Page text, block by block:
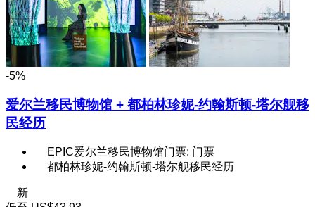
-5%
爱尔兰移民博物馆 + 都柏林珍妮-约翰斯顿-塔尔舰移
民经历
EPIC爱尔兰移民博物馆门票: 门票
都柏林珍妮-约翰斯顿-塔尔舰移民经历
新